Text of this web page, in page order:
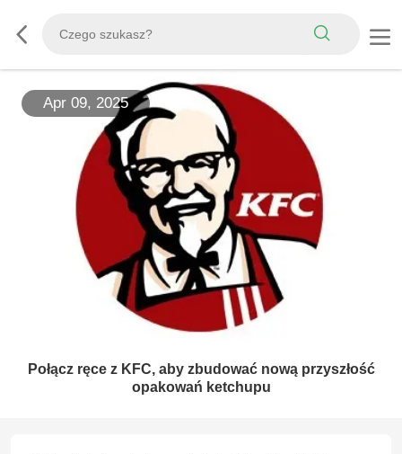
Apr 09, 2025
Połącz ręce z KFC, aby zbudować nową przyszłość
opakowań ketchupu